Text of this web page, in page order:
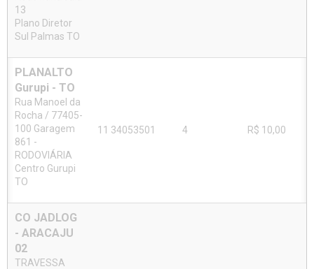
13
Plano Diretor
Sul Palmas TO
PLANALTO
Gurupi - TO
Rua Manoel da
Rocha / 77405-
100 Garagem
861 -
RODOVIÁRIA
Centro Gurupi
TO
11 34053501 4 R$ 10,00
CO JADLOG
- ARACAJU
02
TRAVESSA